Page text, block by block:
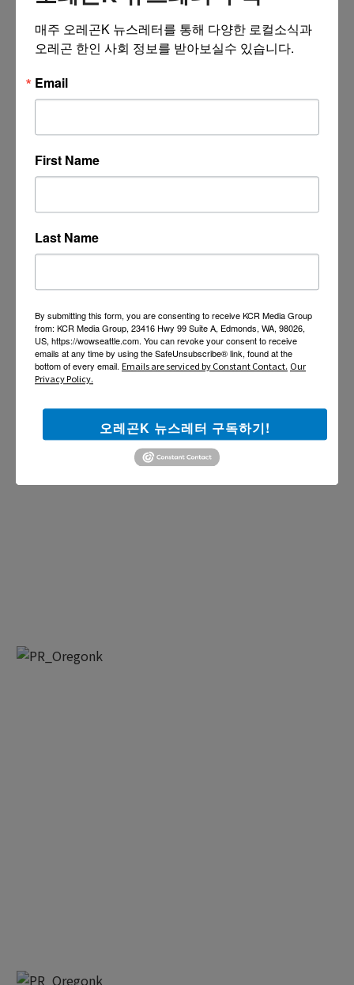
매주 오레곤K 뉴스레터를 통해 다양한 로컬소식과
오레곤 한인 사회 정보를 받아보실수 있습니다.
Email
First Name
Last Name
By submitting this form, you are consenting to receive KCR Media Group
from: KCR Media Group, 23416 Hwy 99 Suite A, Edmonds, WA, 98026,
US, https://wowseattle.com. You can revoke your consent to receive
emails at any time by using the SafeUnsubscribe® link, found at the
bottom of every email. Emails are serviced by Constant Contact. Our
Privacy Policy.
오레곤K 뉴스레터 구독하기!